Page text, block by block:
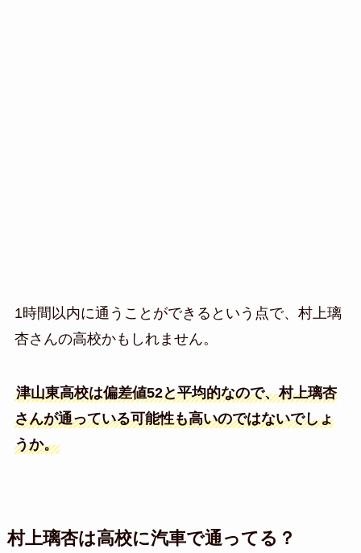
1時間以内に通うことができるという点で、村上璃
杏さんの高校かもしれません。
津山東高校は偏差値52と平均的なので、村上璃杏
さんが通っている可能性も高いのではないでしょ
うか。
村上璃杏は高校に汽車で通ってる？